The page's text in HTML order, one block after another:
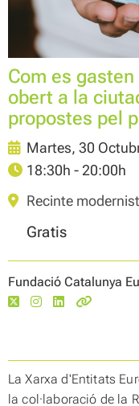
Com es
obert a la
propostes pel
Martes, 30
18:30h - 20:00h
Recinte
Gratis
La Xarxa d'Entitats
la col·laboració de la
Fundació Catalunya